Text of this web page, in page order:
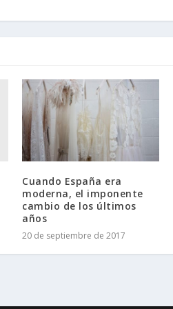
Cuando España era
moderna, el imponente
cambio de los últimos
años
20 de septiembre de 2017